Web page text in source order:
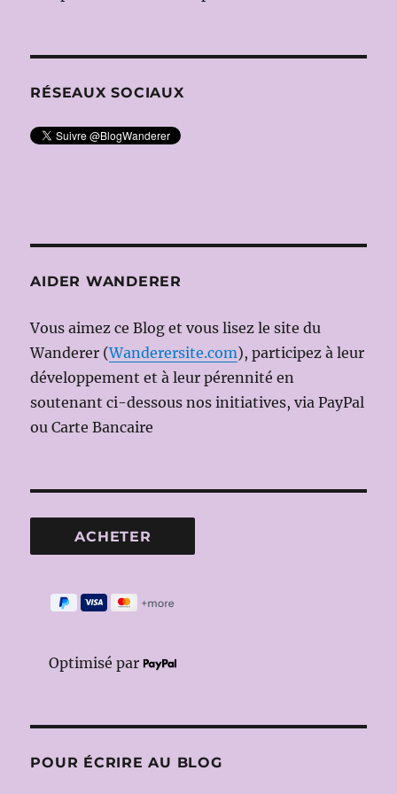
RÉSEAUX SOCIAUX
AIDER WANDERER
Vous aimez ce Blog et vous lisez le site du
Wanderer (Wanderersite.com), participez à leur
développement et à leur pérennité en
soutenant ci-dessous nos initiatives, via PayPal
ou Carte Bancaire
Optimisé par
POUR ÉCRIRE AU BLOG